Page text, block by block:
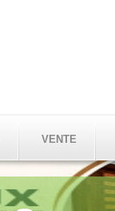
VENTE